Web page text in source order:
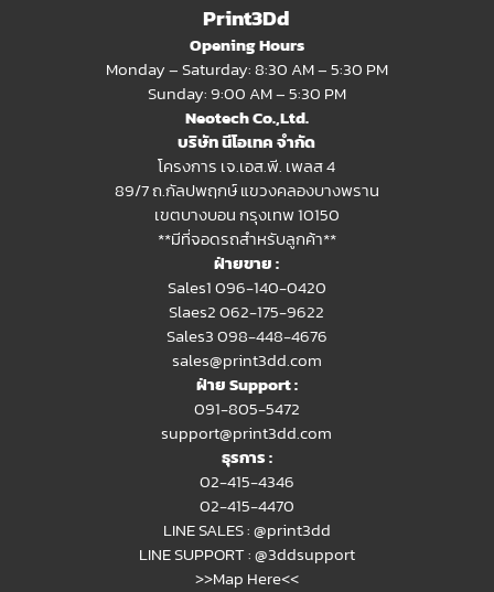
Print3Dd
Opening Hours
Monday – Saturday: 8:30 AM – 5:30 PM
Sunday: 9:00 AM – 5:30 PM
Neotech Co.,Ltd.
บริษัท นีโอเทค จำกัด
โครงการ เจ.เอส.พี. เพลส 4
89/7 ถ.กัลปพฤกษ์ แขวงคลองบางพราน
เขตบางบอน กรุงเทพ 10150
**มีที่จอดรถสำหรับลูกค้า**
ฝ่ายขาย :
Sales1 096-140-0420
Slaes2062-175-9622
Sales3 098-448-4676
sales@print3dd.com
ฝ่าย Support :
091-805-5472
support@print3dd.com
ธุรการ :
02-415-4346
02-415-4470
LINE SALES :@print3dd
LINE SUPPORT :@3ddsupport
>>Map Here<<